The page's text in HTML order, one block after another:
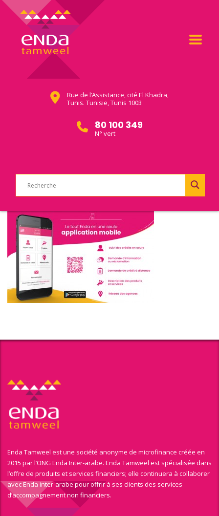
Rue de l’Assistance, cité El Khadra,
Tunis. Tunisie, Tunis 1003
80 100 349
N° vert
Enda Tamweel est une société anonyme de microfinance créée en
2015 par l’ONG Enda Inter-arabe. Enda Tamweel est spécialisée dans
l’offre de produits et services financiers; elle continuera à collaborer
avec Enda inter-arabe pour offrir à ses clients des services
d’accompagnement non financiers.